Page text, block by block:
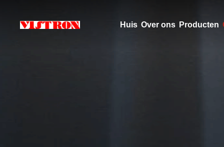
Huis Over ons Producten